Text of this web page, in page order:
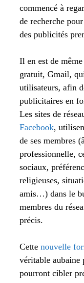
commencé à
de recherche
des publicités
Il en est de
gratuit, Gmail,
utilisateurs, afin
publicitaires en
Les sites de
Facebook,
de ses membres
professionnelle,
sociaux,
religieuses,
amis…) dans le
membres du
précis.
Cette nouvelle
véritable aubaine
pourront cibler